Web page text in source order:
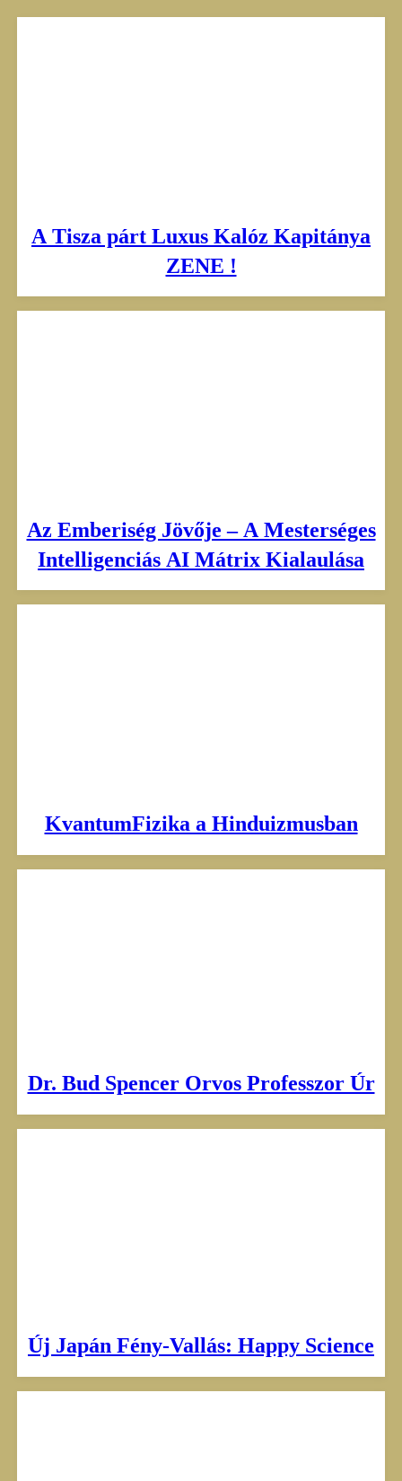
Skip
A Tisza párt Luxus Kalóz Kapitánya
ZENE !
Az Emberiség Jövője – A Mesterséges
Intelligenciás AI Mátrix Kialaulása
KvantumFizika a Hinduizmusban
Dr. Bud Spencer Orvos Professzor Úr
Új Japán Fény-Vallás: Happy Science